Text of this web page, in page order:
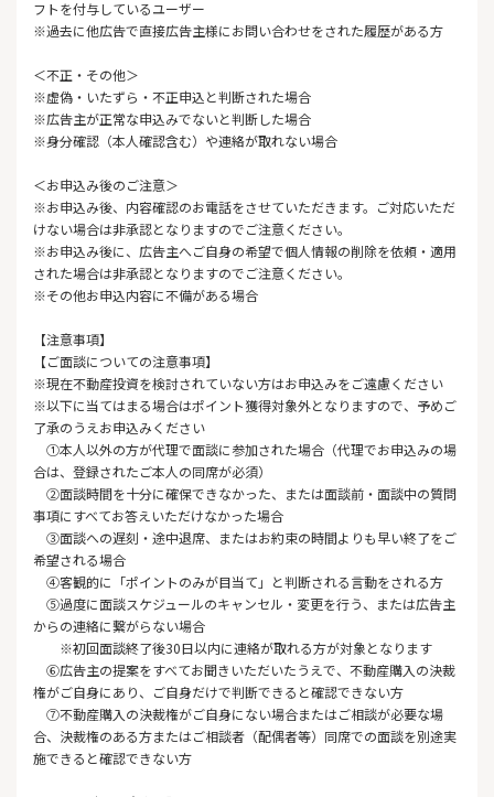
フトを付与しているユーザー
※過去に他広告で直接広告主様にお問い合わせをされた履歴がある方
＜不正・その他＞
※虚偽・いたずら・不正申込と判断された場合
※広告主が正常な申込みでないと判断した場合
※身分確認（本人確認含む）や連絡が取れない場合
＜お申込み後のご注意＞
※お申込み後、内容確認のお電話をさせていただきます。ご対応いただ
けない場合は非承認となりますのでご注意ください。
※お申込み後に、広告主へご自身の希望で個人情報の削除を依頼・適用
された場合は非承認となりますのでご注意ください。
※その他お申込内容に不備がある場合
【注意事項】
【ご面談についての注意事項】
※現在不動産投資を検討されていない方はお申込みをご遠慮ください
※以下に当てはまる場合はポイント獲得対象外となりますので、予めご
了承のうえお申込みください
①本人以外の方が代理で面談に参加された場合（代理でお申込みの場
合は、登録されたご本人の同席が必須）
②面談時間を十分に確保できなかった、または面談前・面談中の質問
事項にすべてお答えいただけなかった場合
③面談への遅刻・途中退席、またはお約束の時間よりも早い終了をご
希望される場合
④客観的に「ポイントのみが目当て」と判断される言動をされる方
⑤過度に面談スケジュールのキャンセル・変更を行う、または広告主
からの連絡に繋がらない場合
※初回面談終了後30日以内に連絡が取れる方が対象となります
⑥広告主の提案をすべてお聞きいただいたうえで、不動産購入の決裁
権がご自身にあり、ご自身だけで判断できると確認できない方
⑦不動産購入の決裁権がご自身にない場合またはご相談が必要な場
合、決裁権のある方またはご相談者（配偶者等）同席での面談を別途実
施できると確認できない方